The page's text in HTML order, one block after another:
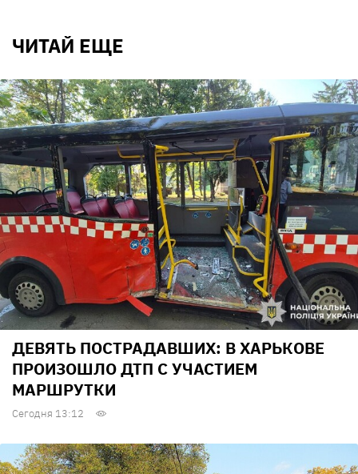
ЧИТАЙ ЕЩЕ
ДЕВЯТЬ ПОСТРАДАВШИХ: В ХАРЬКОВЕ
ПРОИЗОШЛО ДТП С УЧАСТИЕМ
МАРШРУТКИ
Сегодня 13:12